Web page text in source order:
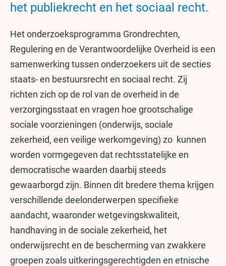
het publiekrecht en het sociaal recht.
Het onderzoeksprogramma Grondrechten,
Regulering en de Verantwoordelijke Overheid is een
samenwerking tussen onderzoekers uit de secties
staats- en bestuursrecht en sociaal recht. Zij
richten zich op de rol van de overheid in de
verzorgingsstaat en vragen hoe grootschalige
sociale voorzieningen (onderwijs, sociale
zekerheid, een veilige werkomgeving) zo kunnen
worden vormgegeven dat rechtsstatelijke en
democratische waarden daarbij steeds
gewaarborgd zijn. Binnen dit bredere thema krijgen
verschillende deelonderwerpen specifieke
aandacht, waaronder wetgevingskwaliteit,
handhaving in de sociale zekerheid, het
onderwijsrecht en de bescherming van zwakkere
groepen zoals uitkeringsgerechtigden en etnische